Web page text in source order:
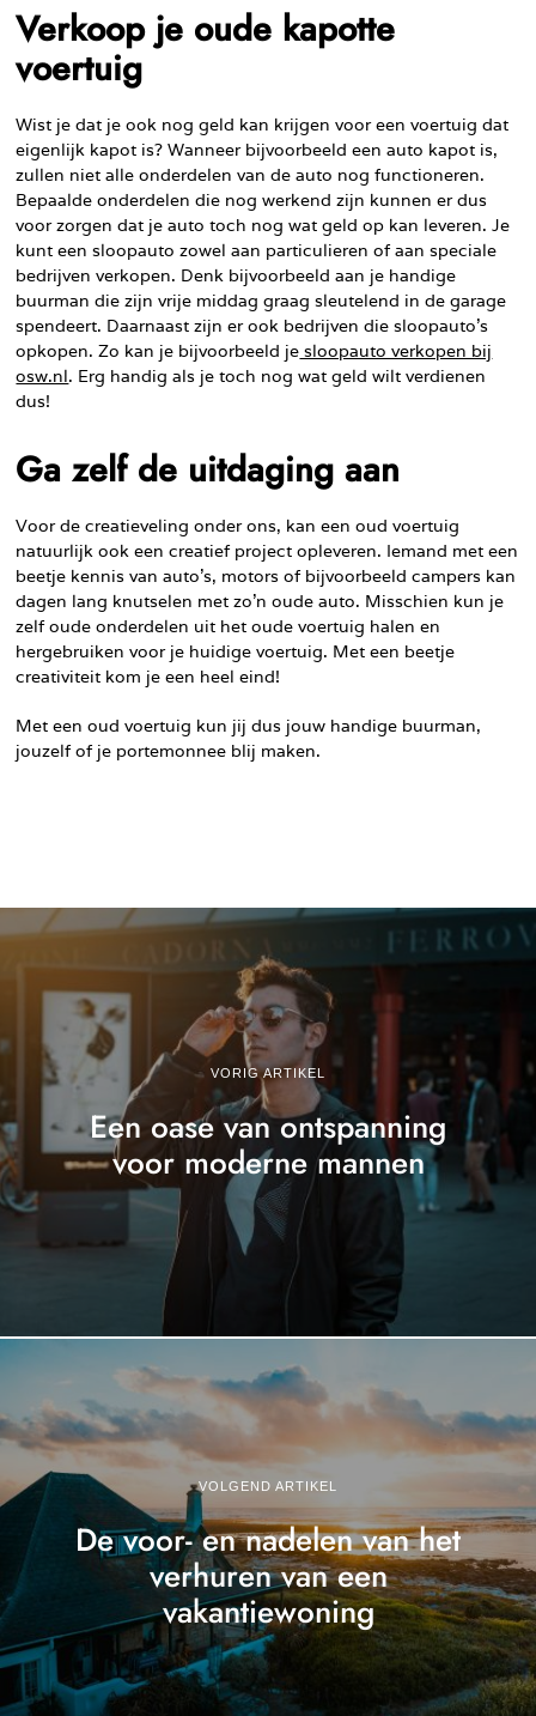
Verkoop je oude kapotte
voertuig
Wist je dat je ook nog geld kan krijgen voor een voertuig dat
eigenlijk kapot is? Wanneer bijvoorbeeld een auto kapot is,
zullen niet alle onderdelen van de auto nog functioneren.
Bepaalde onderdelen die nog werkend zijn kunnen er dus
voor zorgen dat je auto toch nog wat geld op kan leveren. Je
kunt een sloopauto zowel aan particulieren of aan speciale
bedrijven verkopen. Denk bijvoorbeeld aan je handige
buurman die zijn vrije middag graag sleutelend in de garage
spendeert. Daarnaast zijn er ook bedrijven die sloopauto’s
opkopen. Zo kan je bijvoorbeeld je sloopauto verkopen bij
osw.nl. Erg handig als je toch nog wat geld wilt verdienen
dus!
Ga zelf de uitdaging aan
Voor de creatieveling onder ons, kan een oud voertuig
natuurlijk ook een creatief project opleveren. Iemand met een
beetje kennis van auto’s, motors of bijvoorbeeld campers kan
dagen lang knutselen met zo’n oude auto. Misschien kun je
zelf oude onderdelen uit het oude voertuig halen en
hergebruiken voor je huidige voertuig. Met een beetje
creativiteit kom je een heel eind!
Met een oud voertuig kun jij dus jouw handige buurman,
jouzelf of je portemonnee blij maken.
VORIG ARTIKEL
Een oase van ontspanning
voor moderne mannen
VOLGEND ARTIKEL
De voor- en nadelen van het
verhuren van een
vakantiewoning